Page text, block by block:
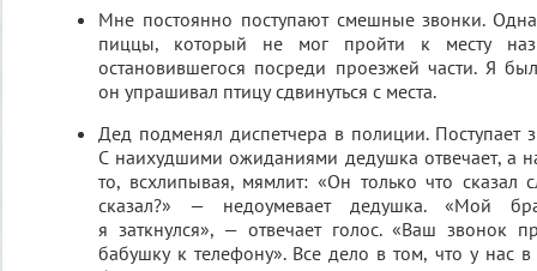
Мне постоянно поступают смешные звонки.
пиццы, который не мог пройти к месту
остановившегося посреди проезжей части. Я
он упрашивал птицу сдвинуться с места.
Дед подменял диспетчера в полиции. Поступает
С наихудшими ожиданиями дедушка отвечает, а
то, всхлипывая, мямлит: «Он только что сказал
сказал?» — недоумевает дедушка. «Мой
я заткнулся», — отвечает голос. «Ваш звонок
бабушку к телефону». Все дело в том, что у нас в